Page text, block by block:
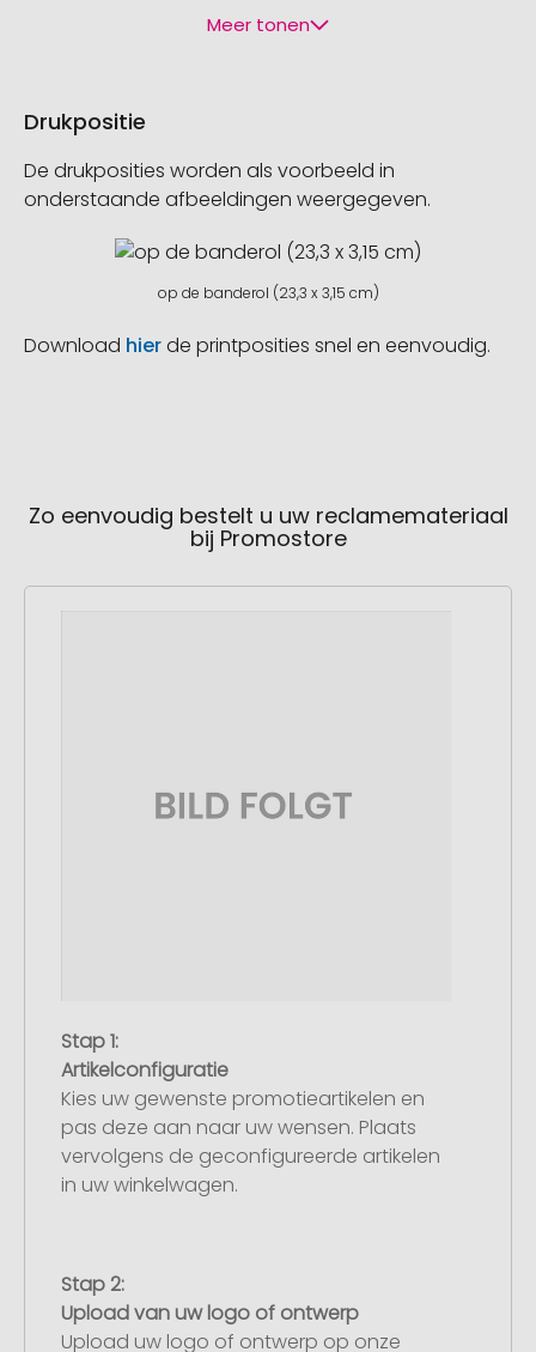
Meer tonen
Drukpositie
De drukposities worden als voorbeeld in
onderstaande afbeeldingen weergegeven.
op de banderol (23,3 x 3,15 cm)
Download hierde printposities snel en eenvoudig.
Zo eenvoudig bestelt u uw reclamemateriaal
bij Promostore
Stap 1:
Artikelconfiguratie
Kies uw gewenste promotieartikelen en
pas deze aan naar uw wensen. Plaats
vervolgens de geconfigureerde artikelen
in uw winkelwagen.
Stap 2:
Upload van uw logo of ontwerp
Upload uw logo of ontwerp op onze